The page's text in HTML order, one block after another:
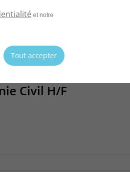
venir à
Civil H/F
et notre
Tout accepter